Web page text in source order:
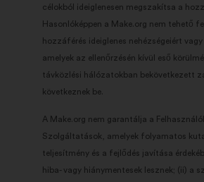
célokból ideiglenesen megszakítsa a
Hasonlóképpen a Make.org nem tehető
hozzáférés ideiglenes nehézségeiért vagy
amelyek az ellenőrzésén kívül eső
távközlési hálózatokban bekövetkezett
következnek be.
A Make.org nem garantálja a
Szolgáltatások, amelyek folyamatos
teljesítmény és a fejlődés javítása
hiba- vagy hiánymentesek lesznek; (ii) a